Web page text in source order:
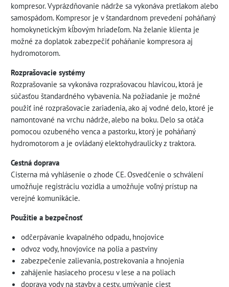
kompresor. Vyprázdňovanie nádrže sa vykonáva pretlakom alebo
samospádom. Kompresor je v štandardnom prevedení poháňaný
homokynetickým kĺbovým hriadeľom. Na želanie klienta je
možné za doplatok zabezpečiť poháňanie kompresora aj
hydromotorom.
Rozprašovacie systémy
Rozprašovanie sa vykonáva rozprašovacou hlavicou, ktorá je
súčasťou štandardného vybavenia. Na požiadanie je možné
použiť iné rozprašovacie zariadenia, ako aj vodné delo, ktoré je
namontované na vrchu nádrže, alebo na boku. Delo sa otáča
pomocou ozubeného venca a pastorku, ktorý je poháňaný
hydromotorom a je ovládaný elektohydraulicky z traktora.
Cestná doprava
Cisterna má vyhlásenie o zhode CE. Osvedčenie o schválení
umožňuje registráciu vozidla a umožňuje voľný prístup na
verejné komunikácie.
Použitie a bezpečnosť
odčerpávanie kvapalného odpadu, hnojovice
odvoz vody, hnovjovice na polia a pastviny
zabezpečenie zalievania, postrekovania a hnojenia
zahájenie hasiaceho procesu v lese a na poliach
doprava vody na stavby a cesty, umývanie ciest